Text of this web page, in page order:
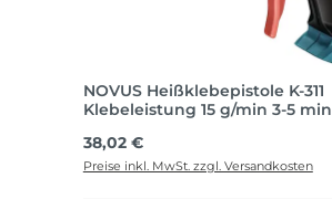
NOVUS Heißklebepistole K-311
Klebeleistung 15 g/min 3-5 min
Regulärer Preis:
38,02 €
Preise inkl. MwSt. zzgl. Versandkosten